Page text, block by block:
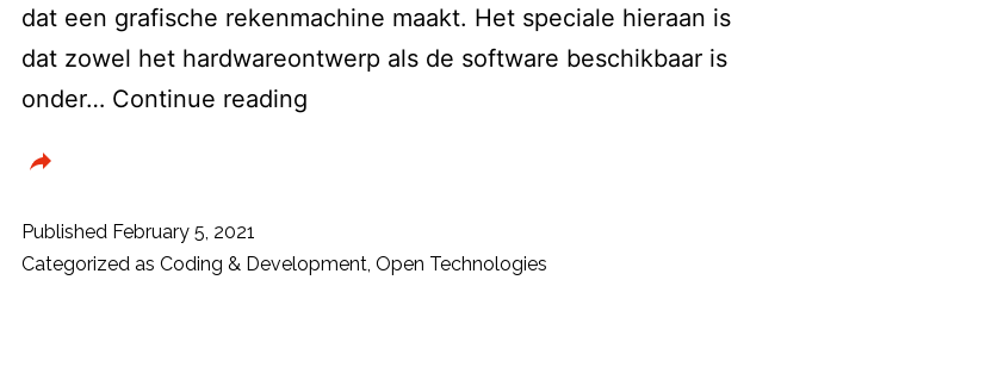
dat een grafische rekenmachine maakt. Het speciale hieraan is
dat zowel het hardwareontwerp als de software beschikbaar is
onder… Continue readingNumWorks
Published February 5, 2021
Categorized as Coding & Development, Open Technologies